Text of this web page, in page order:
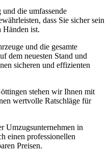
und die umfassende
dass Sie sicher sein
Händen ist.
und die gesamte
dem neuesten Stand und
sicheren und effizienten
stehen wir Ihnen mit
wertvolle Ratschläge für
Umzugsunternehmen in
einen professionellen
Preisen.